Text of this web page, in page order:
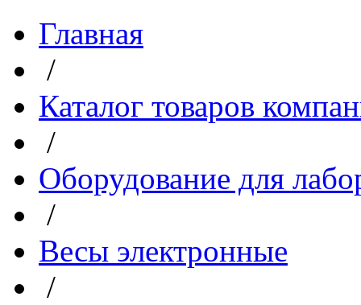
Главная
/
Каталог товаров
/
Оборудование для
/
Весы электронные
/